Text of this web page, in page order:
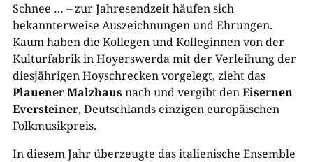
Schnee … – zur Jahresendzeit häufen sich
bekannterweise Auszeichnungen und Ehrungen.
Kaum haben die Kollegen und Kolleginnen von der
Kulturfabrik in Hoyerswerda mit der Verleihung der
diesjährigen Hoyschrecken vorgelegt, zieht das
Plauener Malzhausnach und vergibt denEisernen
Eversteiner, Deutschlands einzigen europäischen
Folkmusikpreis.
In diesem Jahr überzeugte das italienische Ensemble